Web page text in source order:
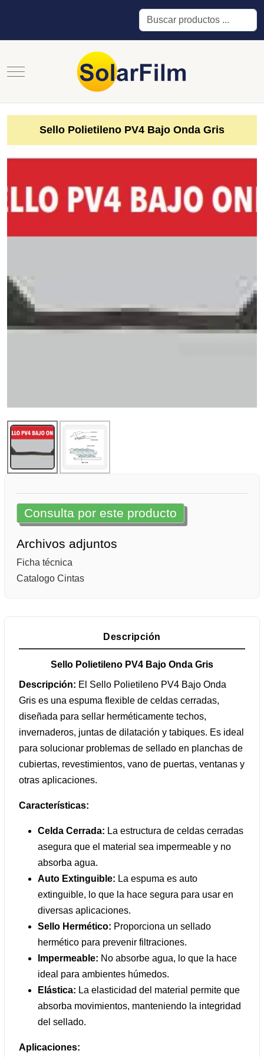
Buscar
Mobile Menu Toggle
Sello Polietileno PV4 Bajo Onda Gris
Consulta por este producto
Archivos adjuntos
Ficha técnica
Catalogo Cintas
Descripción
Sello Polietileno PV4 Bajo Onda Gris
Descripción: El Sello Polietileno PV4 Bajo Onda
Gris es una espuma flexible de celdas cerradas,
diseñada para sellar herméticamente techos,
invernaderos, juntas de dilatación y tabiques. Es ideal
para solucionar problemas de sellado en planchas de
cubiertas, revestimientos, vano de puertas, ventanas y
otras aplicaciones.
Características:
Celda Cerrada: La estructura de celdas cerradas
asegura que el material sea impermeable y no
absorba agua.
Auto Extinguible: La espuma es auto
extinguible, lo que la hace segura para usar en
diversas aplicaciones.
Sello Hermético: Proporciona un sellado
hermético para prevenir filtraciones.
Impermeable: No absorbe agua, lo que la hace
ideal para ambientes húmedos.
Elástica: La elasticidad del material permite que
absorba movimientos, manteniendo la integridad
del sellado.
Aplicaciones: